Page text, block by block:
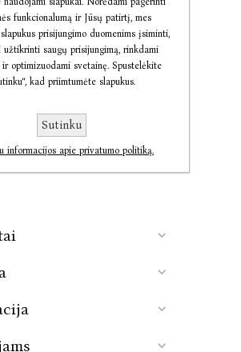
funkcionalumą ir Jūsų patirtį, mes
prisijungimo duomenims įsiminti,
užtikrinti saugų prisijungimą, rinkdami
optimizuodami svetainę. Spustelėkite
kad priimtumėte slapukus.
Sutinku
informacijos apie privatumo politiką.